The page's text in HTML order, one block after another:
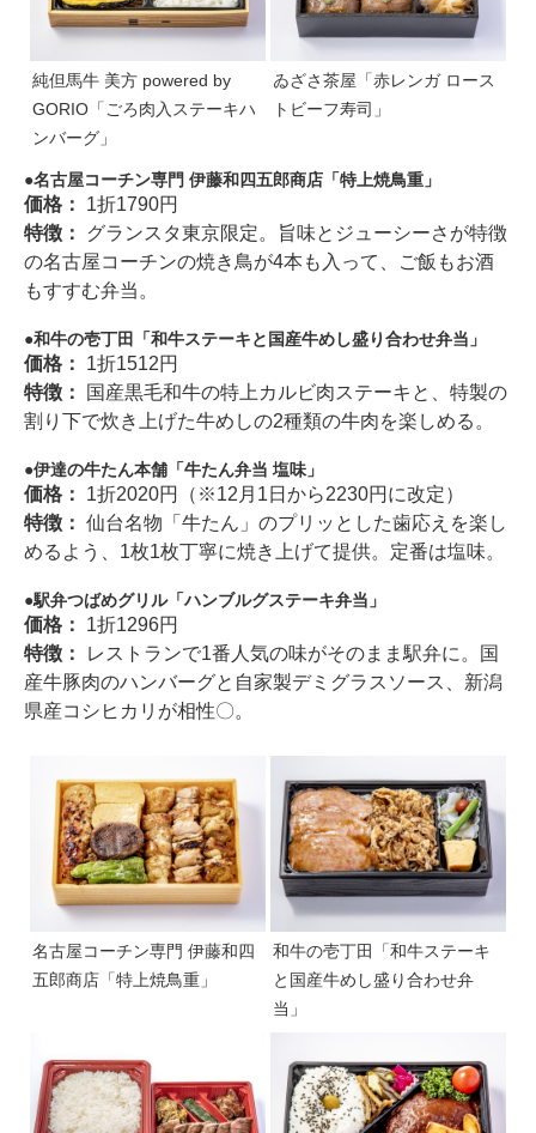
純但馬牛 美方 powered by
GORIO「ごろ肉入ステーキハ
ンバーグ」
ゐざさ茶屋「赤レンガ ロース
トビーフ寿司」
名古屋コーチン専門 伊藤和四五郎商店「特上焼鳥重」
価格： 1折1790円
特徴： グランスタ東京限定。旨味とジューシーさが特徴
の名古屋コーチンの焼き鳥が4本も入って、ご飯もお酒
もすすむ弁当。
和牛の壱丁田「和牛ステーキと国産牛めし盛り合わせ弁当」
価格： 1折1512円
特徴：
国産黒毛和牛の特上カルビ肉ステーキと、特製の
割り下で炊き上げた牛めしの2種類の牛肉を楽しめる。
伊達の牛たん本舗「牛たん弁当 塩味」
価格： 1折2020円（※12月1日から2230円に改定）
特徴： 仙台名物「牛たん」のプリッとした歯応えを楽し
めるよう、1枚1枚丁寧に焼き上げて提供。定番は塩味。
駅弁つばめグリル「ハンブルグステーキ弁当」
価格： 1折1296円
特徴：
レストランで1番人気の味がそのまま駅弁に。国
産牛豚肉のハンバーグと自家製デミグラスソース、新潟
県産コシヒカリが相性〇。
名古屋コーチン専門 伊藤和四
五郎商店「特上焼鳥重」
和牛の壱丁田「和牛ステーキ
と国産牛めし盛り合わせ弁
当」